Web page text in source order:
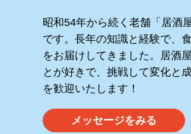
昭和54年から続く老舗「居酒
です。長年の知識と経験で、
をお届けしてきました。居酒
とが好きで、挑戦して変化と
を歓迎いたします！
メッセージをみる